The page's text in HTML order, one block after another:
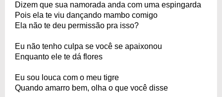
Dizem que sua namorada anda com uma espingarda
Pois ela te viu dançando mambo comigo
Ela não te deu permissão pra isso?
Eu não tenho culpa se você se apaixonou
Enquanto ele te dá flores
Eu sou louca com o meu tigre
Quando amarro bem, olha o que você disse